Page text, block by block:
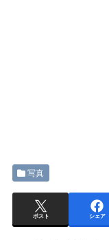
写真
ポスト シェア